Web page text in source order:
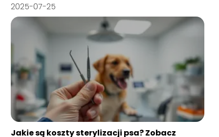
2025-07-25
Jakie są koszty sterylizacji psa? Zobacz